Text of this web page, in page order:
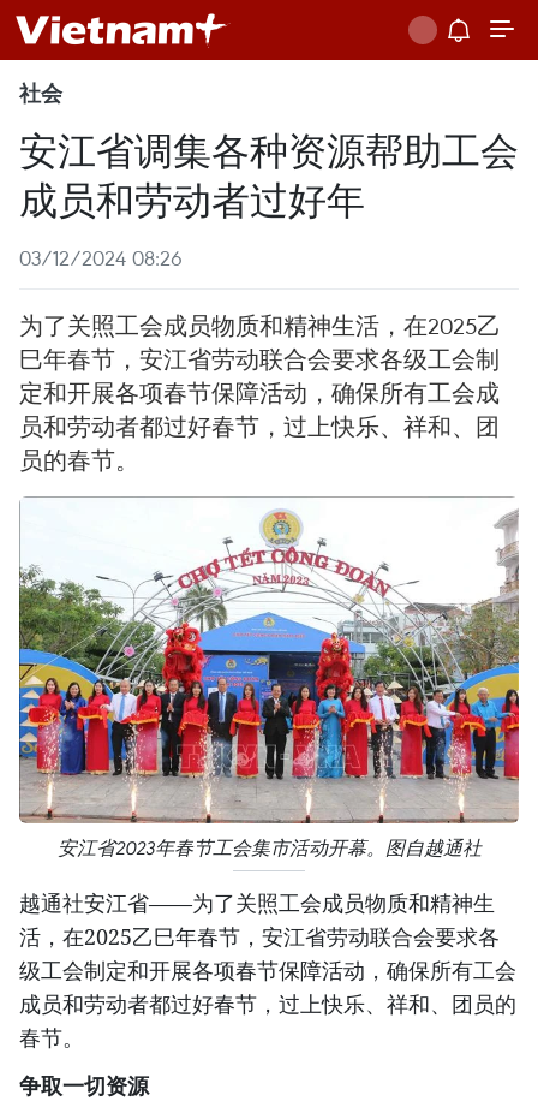
社会
安江省调集各种资源帮助工会
成员和劳动者过好年
03/12/2024 08:26
为了关照工会成员物质和精神生活，在2025乙
巳年春节，安江省劳动联合会要求各级工会制
定和开展各项春节保障活动，确保所有工会成
员和劳动者都过好春节，过上快乐、祥和、团
员的春节。
安江省2023年春节工会集市活动开幕。图自越通社
越通社安江省——为了关照工会成员物质和精神生
活，在2025乙巳年春节，安江省劳动联合会要求各
级工会制定和开展各项春节保障活动，确保所有工会
成员和劳动者都过好春节，过上快乐、祥和、团员的
春节。
争取一切资源